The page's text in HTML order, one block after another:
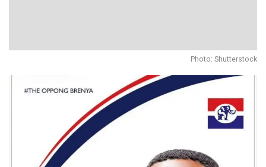
Photo: Shutterstock